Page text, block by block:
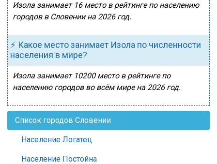
Изола занимает 16 место в рейтинге по населению
городов в Словении на 2026 год.
⚡ Какое место занимает Изола по численности
населения в мире?
Изола занимает 10200 место в рейтинге по
населению городов во всём мире на 2026 год.
Список городов Словении
Население Логатец
Население Постойна